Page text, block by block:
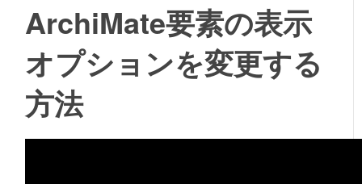
ArchiMate要素の表示
オプションを変更する
方法